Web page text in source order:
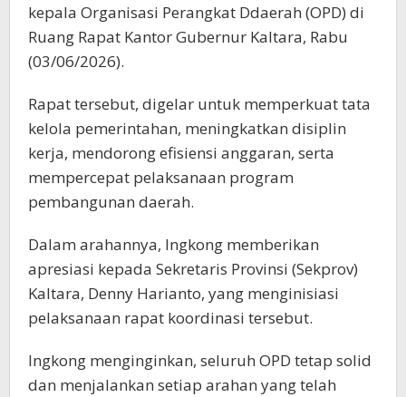
kepala Organisasi Perangkat Ddaerah (OPD) di
Ruang Rapat Kantor Gubernur Kaltara, Rabu
(03/06/2026).
Rapat tersebut, digelar untuk memperkuat tata
kelola pemerintahan, meningkatkan disiplin
kerja, mendorong efisiensi anggaran, serta
mempercepat pelaksanaan program
pembangunan daerah.
Dalam arahannya, Ingkong memberikan
apresiasi kepada Sekretaris Provinsi (Sekprov)
Kaltara, Denny Harianto, yang menginisiasi
pelaksanaan rapat koordinasi tersebut.
Ingkong menginginkan, seluruh OPD tetap solid
dan menjalankan setiap arahan yang telah